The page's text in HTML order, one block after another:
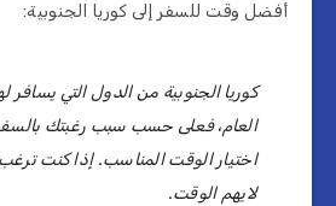
أفضل وقت للسفر إلى كوريا الجنوبية:
كوريا الجنوبية من الدول التي يسافر
العام، فعلى حسب سبب رغبتك
اختيار الوقت المناسب. إذا كنت
لايهم الوقت.